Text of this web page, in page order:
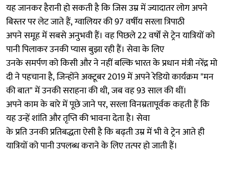
यह जानकर हैरानी हो सकती है कि जिस उम्र में ज्यादातर लोग अपने
बिस्तर पर लेट जाते हैं, ग्वालियर की 97 वर्षीय सरला त्रिपाठी
अपने समूह में सबसे अनुभवी हैं। वह पिछले 22 वर्षों से ट्रेन यात्रियों को
पानी पिलाकर उनकी प्यास बुझा रही हैं। सेवा के लिए
उनके समर्पण को किसी और ने नहीं बल्कि भारत के प्रधान मंत्री नरेंद्र मो
दी ने पहचाना है, जिन्होंने अक्टूबर 2019 में अपने रेडियो कार्यक्रम "मन
की बात" में उनकी सराहना की थी, जब वह 93 साल की थीं।
अपने काम के बारे में पूछे जाने पर, सरला विनम्रतापूर्वक कहती हैं कि
यह उन्हें शांति और तृप्ति की भावना देता है। सेवा
के प्रति उनकी प्रतिबद्धता ऐसी है कि बढ़ती उम्र में भी वे ट्रेन आते ही
यात्रियों को पानी उपलब्ध कराने के लिए तत्पर हो जाती हैं।